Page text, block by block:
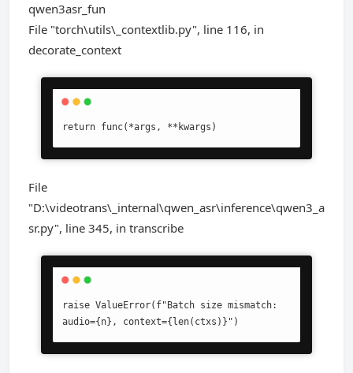
qwen3asr_fun
File "torch\utils\_contextlib.py", line 116, in
decorate_context
return func(*args, **kwargs)
File
"D:\videotrans\_internal\qwen_asr\inference\qwen3_a
sr.py", line 345, in transcribe
raise ValueError(f"Batch size mismatch:
audio={n}, context={len(ctxs)}")